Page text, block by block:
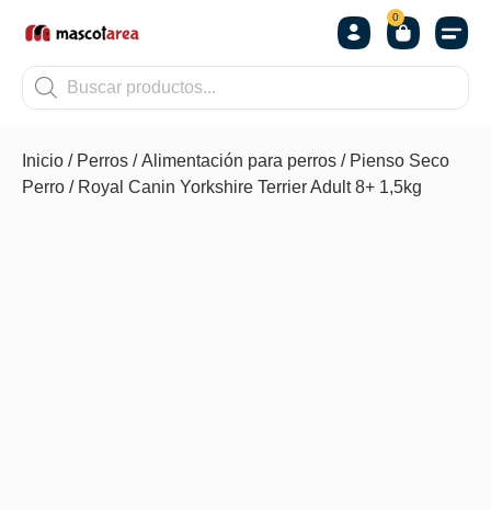
0
Inicio / Perros /Alimentación para perros / Pienso Seco
Perro / Royal Canin Yorkshire Terrier Adult 8+ 1,5kg